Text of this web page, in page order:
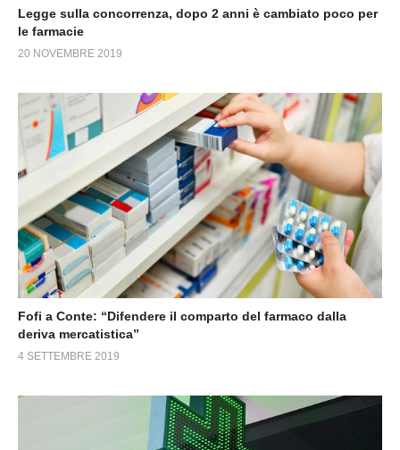
Legge sulla concorrenza, dopo 2 anni è cambiato poco per
le farmacie
20 NOVEMBRE 2019
Fofi a Conte: “Difendere il comparto del farmaco dalla
deriva mercatistica”
4 SETTEMBRE 2019